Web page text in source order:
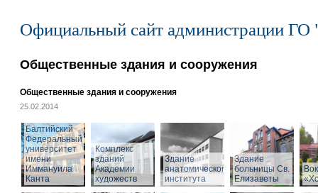
Официальный сайт администрации ГО
Общественные здания и сооружения
Общественные здания и сооружения
25.02.2014
Балтийский
Федеральный
университет
имени
Иммануила
Канта
Комплекс
зданий
Академии
художеств
Здание
анатомического
института
Здание
больницы Св.
Елизаветы